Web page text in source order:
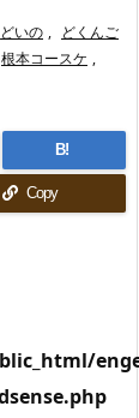
どいの , どくんご
根本コースケ ,
B!
Copy